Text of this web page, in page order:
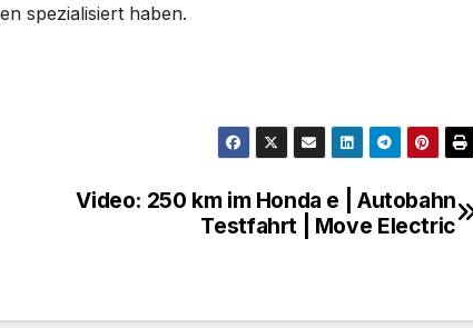
spezialisiert haben.
Video: 250 km im Honda e | Autobahn
Testfahrt | Move Electric